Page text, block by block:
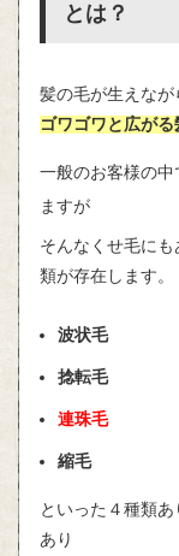
とは？
髪の毛が生えなが
ゴワゴワと広がる
一般のお客様の中
ますが
そんなくせ毛に
類が存在します。
波状毛
捻転毛
連珠毛
縮毛
といった４種類
あり